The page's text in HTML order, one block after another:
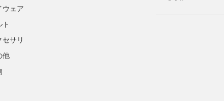
ウェア
ト
セサリ
他